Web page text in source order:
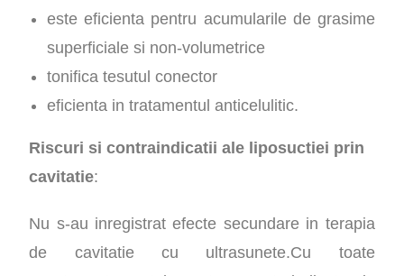
este eficienta pentru acumularile de grasime
superficiale si non-volumetrice
tonifica tesutul conector
eficienta in tratamentul anticelulitic.
Riscuri si contraindicatii ale liposuctiei prin
cavitatie:
Nu s-au inregistrat efecte secundare in terapia
de cavitatie cu ultrasunete.Cu toate